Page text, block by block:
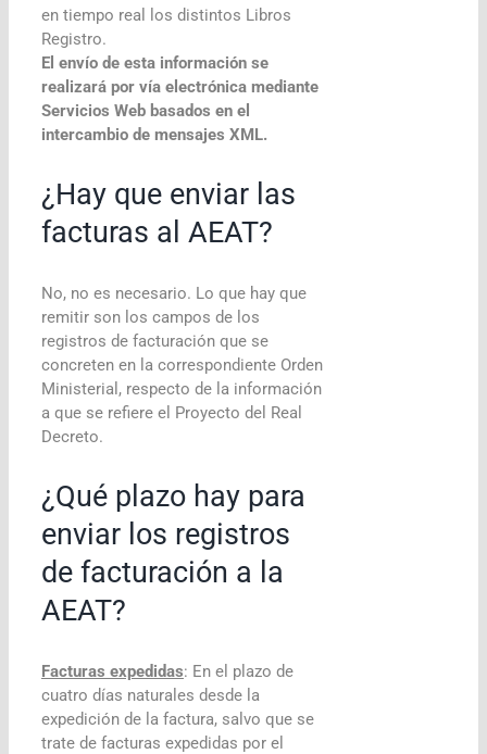
en tiempo real los distintos Libros
Registro.
El envío de esta información se
realizará por vía electrónica mediante
Servicios Web basados en el
intercambio de mensajes XML.
¿Hay que enviar las
facturas al AEAT?
No, no es necesario. Lo que hay que
remitir son los campos de los
registros de facturación que se
concreten en la correspondiente Orden
Ministerial, respecto de la información
a que se refiere el Proyecto del Real
Decreto.
¿Qué plazo hay para
enviar los registros
de facturación a la
AEAT?
Facturas expedidas: En el plazo de
cuatro días naturales desde la
expedición de la factura, salvo que se
trate de facturas expedidas por el